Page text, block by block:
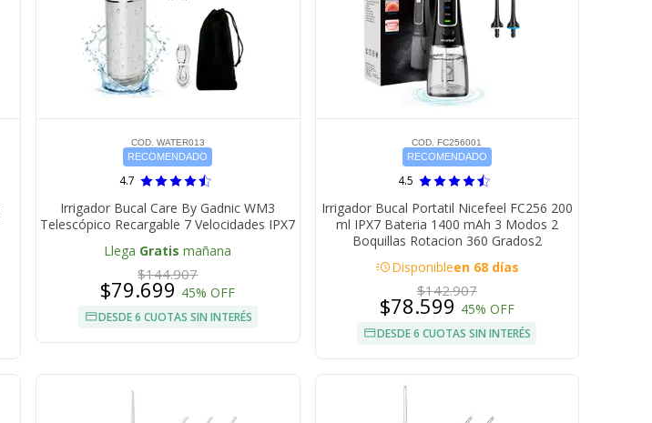
COD. WATER013
RECOMENDADO
4.7
Irrigador Bucal Care By Gadnic WM3
Telescópico Recargable 7 Velocidades IPX7
Llega Gratis mañana
$144.907
$79.699 45% OFF
DESDE 6 CUOTAS SIN INTERÉS
COD. FC256001
RECOMENDADO
4.5
Irrigador Bucal Portatil Nicefeel FC256 200
ml IPX7 Bateria 1400 mAh 3 Modos 2
Boquillas Rotacion 360 Grados2
acuteDisponibleen 68 días
$142.907
$78.599 45% OFF
DESDE 6 CUOTAS SIN INTERÉS